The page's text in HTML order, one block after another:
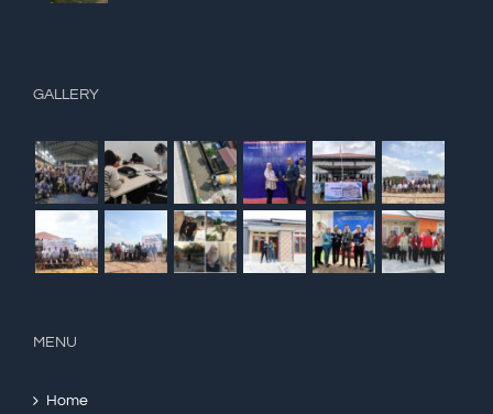
GALLERY
MENU
Home